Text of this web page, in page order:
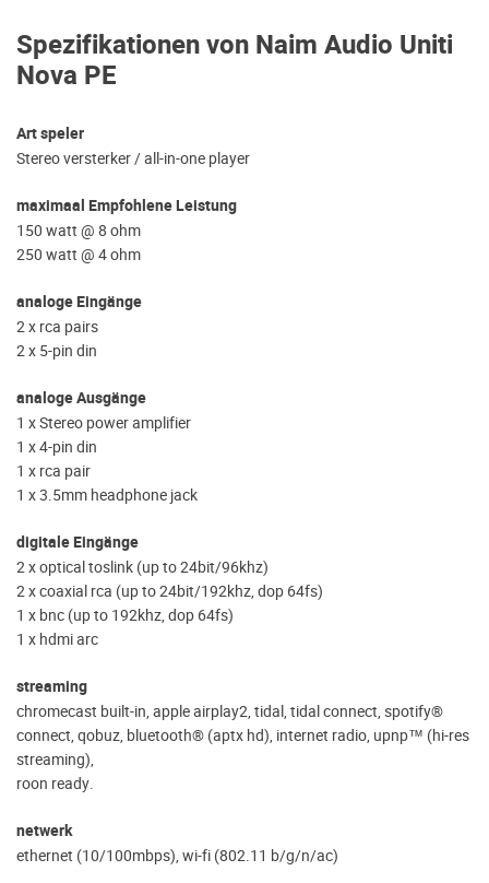
Spezifikationen von Naim Audio Uniti
Nova PE
Art speler
Stereo versterker / all-in-one player
maximaal Empfohlene Leistung
150 watt @ 8 ohm
250 watt @ 4 ohm
analoge Eingänge
2 x rca pairs
2 x 5-pin din
analoge Ausgänge
1 x Stereo power amplifier
1 x 4-pin din
1 x rca pair
1 x 3.5mm headphone jack
digitale Eingänge
2 x optical toslink (up to 24bit/96khz)
2 x coaxial rca (up to 24bit/192khz, dop 64fs)
1 x bnc (up to 192khz, dop 64fs)
1 x hdmi arc
streaming
chromecast built-in, apple airplay2, tidal, tidal connect, spotify®
connect, qobuz, bluetooth® (aptx hd), internet radio, upnp™ (hi-res
streaming),
roon ready.
netwerk
ethernet (10/100mbps), wi-fi (802.11 b/g/n/ac)